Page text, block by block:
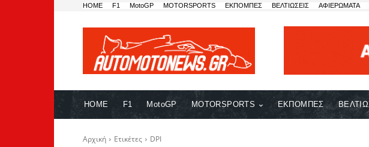
HOME F1 MotoGP MOTORSPORTS ΕΚΠΟΜΠΕΣ ΒΕΛΤΙΩΣΕΙΣ ΑΦΙΕΡΩΜΑΤΑ
HOME F1 MotoGP MOTORSPORTS ΕΚΠΟΜΠΕΣ
Αρχική Ετικέτες DPI